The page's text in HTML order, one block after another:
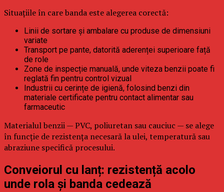
Situațiile în care banda este alegerea corectă:
Linii de sortare și ambalare cu produse de dimensiuni
variate
Transport pe pante, datorită aderenței superioare față
de role
Zone de inspecție manuală, unde viteza benzii poate fi
reglată fin pentru control vizual
Industrii cu cerințe de igienă, folosind benzi din
materiale certificate pentru contact alimentar sau
farmaceutic
Materialul benzii — PVC, poliuretan sau cauciuc — se alege
în funcție de rezistența necesară la ulei, temperatură sau
abraziune specifică procesului.
Conveiorul cu lanț: rezistență acolo
unde rola și banda cedează